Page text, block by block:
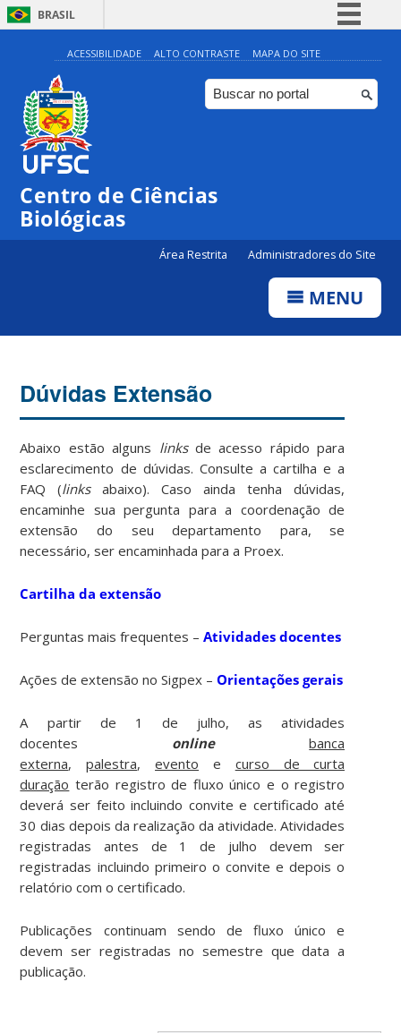
BRASIL
Simplifique!
Comunica BR
Participe
ACESSIBILIDADE ALTO CONTRASTE MAPA DO SITE
Centro de Ciências
Biológicas
Área Restrita Administradores do Site
MENU
Dúvidas Extensão
Abaixo estão alguns linksde acesso rápido para
esclarecimento de dúvidas. Consulte a cartilha e a
FAQ (linksabaixo). Caso ainda tenha dúvidas,
encaminhe sua pergunta para a coordenação de
extensão do seu departamento para, se
necessário, ser encaminhada para a Proex.
Cartilha da extensão
Perguntas mais frequentes –Atividades docentes
Ações de extensão no Sigpex –Orientações gerais
A partir de 1 de julho, as atividades
docentes online
banca
externa,palestra,evento e curso de curta
duração terão registro de fluxo único e o registro
deverá ser feito incluindo convite e certificado até
30 dias depois da realização da atividade. Atividades
registradas antes de 1 de julho devem ser
registradas incluindo primeiro o convite e depois o
relatório com o certificado.
Publicações continuam sendo de fluxo único e
devem ser registradas no semestre que data a
publicação.